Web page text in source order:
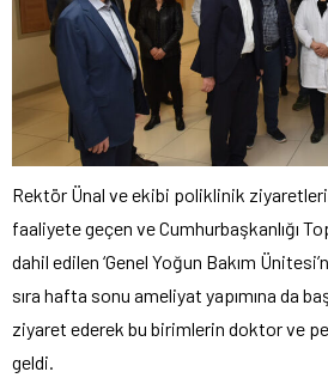
Rektör Ünal ve ekibi poliklinik
faaliyete geçen ve Cumhurbaşkanlığı
dahil edilen ‘Genel Yoğun Bakım
sıra hafta sonu ameliyat yapımına da
ziyaret ederek bu birimlerin doktor ve
geldi.